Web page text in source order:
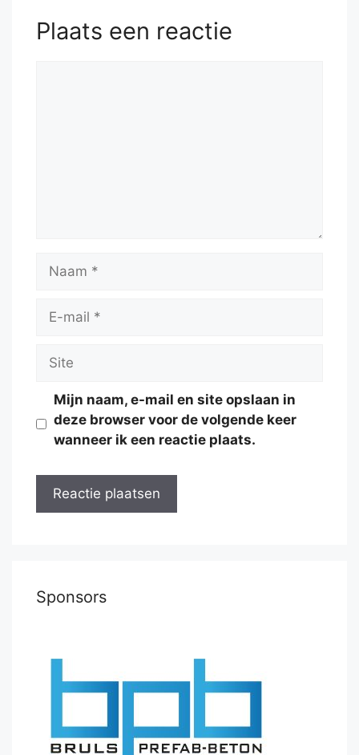
Plaats een reactie
Naam
Site
Mijn naam, e-mail en site opslaan in
deze browser voor de volgende keer
wanneer ik een reactie plaats.
Sponsors